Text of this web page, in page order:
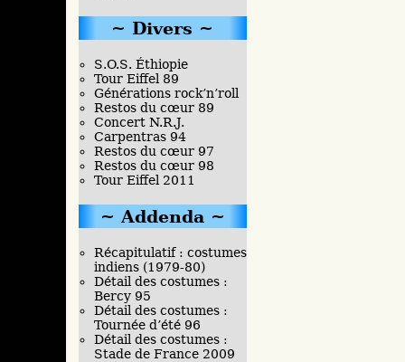
Divers
S.O.S. Éthiopie
Tour Eiffel 89
Générations rock’n’roll
Restos du cœur 89
Concert N.R.J.
Carpentras 94
Restos du cœur 97
Restos du cœur 98
Tour Eiffel 2011
Addenda
Récapitulatif : costumes
indiens (1979-80)
Détail des costumes :
Bercy 95
Détail des costumes :
Tournée d’été 96
Détail des costumes :
Stade de France 2009